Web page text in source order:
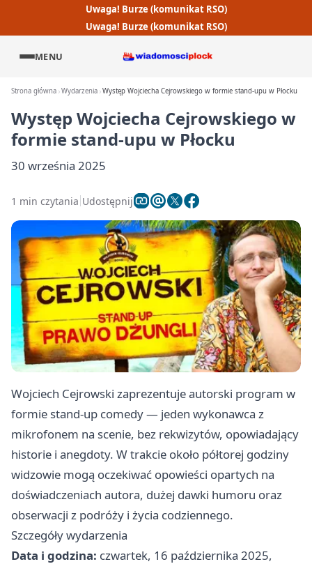
Uwaga! Burze (komunikat RSO)
Uwaga! Burze (komunikat RSO)
MENU
Strona główna Wydarzenia Występ Wojciecha Cejrowskiego w formie stand-upu w Płocku
Występ Wojciecha Cejrowskiego w
formie stand-upu w Płocku
30 września 2025
1 min czytania Udostępnij
Wojciech Cejrowski zaprezentuje autorski program w
formie stand-up comedy — jeden wykonawca z
mikrofonem na scenie, bez rekwizytów, opowiadający
historie i anegdoty. W trakcie około półtorej godziny
widzowie mogą oczekiwać opowieści opartych na
doświadczeniach autora, dużej dawki humoru oraz
obserwacji z podróży i życia codziennego.
Szczegóły wydarzenia
Data i godzina: czwartek, 16 października 2025,